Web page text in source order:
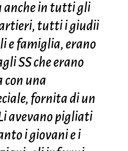
anche in tutti gli
tutti i giudii
e famiglia, erano
SS che erano
con una
fornita di un
avevano pigliati
i giovani e i